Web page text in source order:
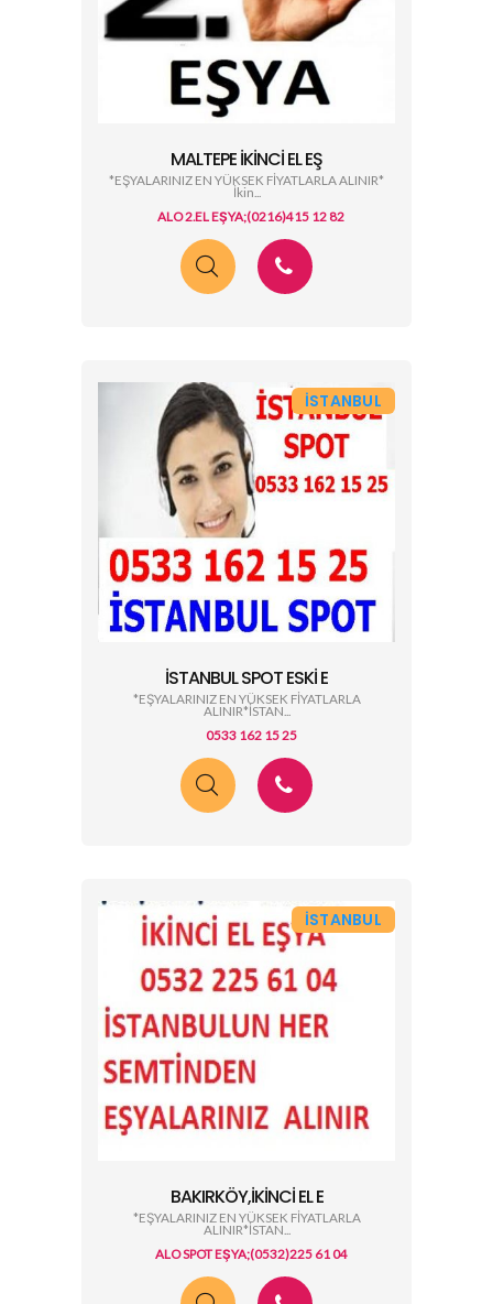
MALTEPE İKINCI EL EŞ
*EŞYALARINIZ EN YÜKSEK FİYATLARLA ALINIR*
İkin...
ALO 2.EL EŞYA;(0216)415 12 82
İSTANBUL SPOT ESKI E
*EŞYALARINIZ EN YÜKSEK FİYATLARLA
ALINIR*İSTAN...
0533 162 15 25
İSTANBUL
BAKIRKÖY,İKINCI EL E
*EŞYALARINIZ EN YÜKSEK FİYATLARLA
ALINIR*İSTAN...
ALO SPOT EŞYA;(0532)225 61 04
İSTANBUL